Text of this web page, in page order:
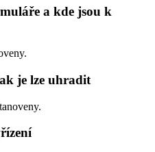
a kde jsou k
je lze uhradit